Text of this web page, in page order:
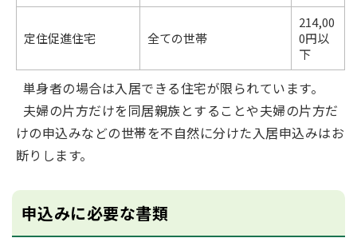
定住促進住宅 全ての世帯
214,00
0円以
下
単身者の場合は入居できる住宅が限られています。
夫婦の片方だけを同居親族とすることや夫婦の片方だ
けの申込みなどの世帯を不自然に分けた入居申込みはお
断りします。
申込みに必要な書類